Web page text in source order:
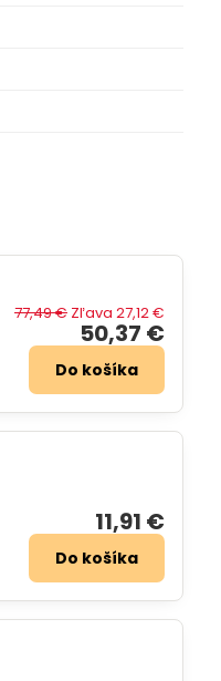
50,37 €
77,49 € Zľava 27,12 €
Do košíka
11,91 €
Do košíka